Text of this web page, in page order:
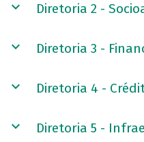
Diretoria 2 -
Diretoria 3 -
Diretoria 4 -
Diretoria 5 -